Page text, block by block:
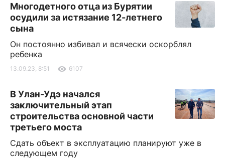
Многодетного отца из Бурятии
осудили за истязание 12-летнего
сына
Он постоянно избивал и всячески оскорблял
ребенка
13.09.23, 8:51 6107
В Улан-Удэ начался
заключительный этап
строительства основной части
третьего моста
Сдать объект в эксплуатацию планируют уже в
следующем году